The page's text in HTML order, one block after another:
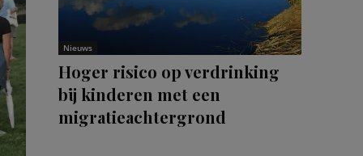
Nieuws
Hoger risico op verdrinking
bij kinderen met een
migratieachtergrond